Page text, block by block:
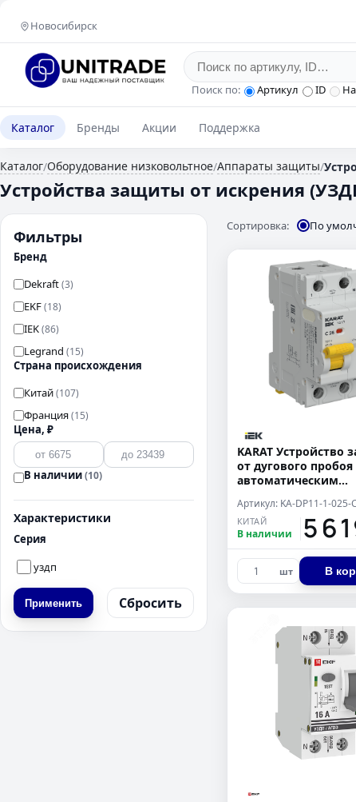
Новосибирск
Поиск по: Артикул ID
Каталог Бренды Акции Поддержка
Каталог/Оборудование низковольтное/Аппараты защиты/
Устройства защиты от искрения
Фильтры
Бренд
Dekraft(3)
EKF(18)
IEK(86)
Legrand (15)
Страна происхождения
Китай(107)
Франция(15)
Цена, ₽
В наличии(10)
Характеристики
Серия
уздп
Применить Сбросить
Сортировка: По
KARAT Устройство
от дугового пробоя
автоматическим
IEK
Артикул: KA-DP11-1-025-C
КИТАЙ
В наличии15
шт В